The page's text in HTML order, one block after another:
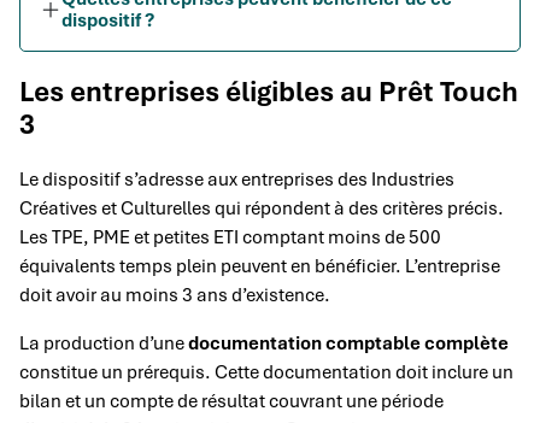
dispositif ?
Les entreprises éligibles au Prêt Touch
3
Le dispositif s’adresse aux entreprises des Industries
Créatives et Culturelles qui répondent à des critères précis.
Les TPE, PME et petites ETI comptant moins de 500
équivalents temps plein peuvent en bénéficier. L’entreprise
doit avoir au moins 3 ans d’existence.
La production d’unedocumentation comptable complète
constitue un prérequis. Cette documentation doit inclure un
bilan et un compte de résultat couvrant une période